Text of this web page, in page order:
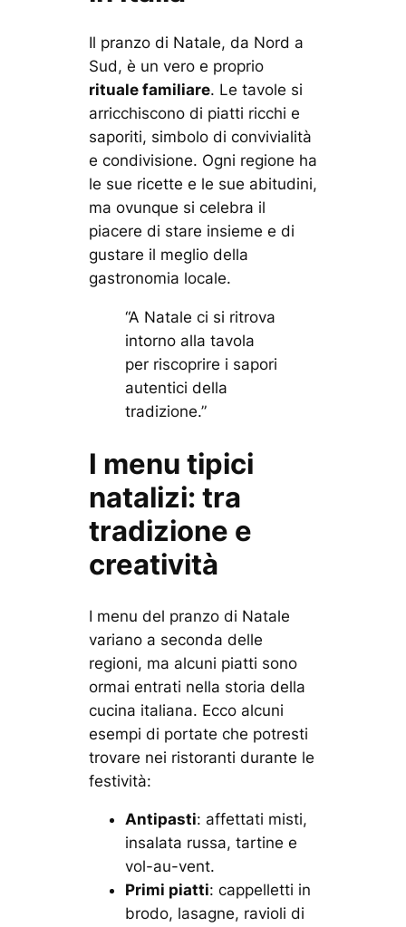
Il pranzo di Natale, da Nord a
Sud, è un vero e proprio
rituale familiare. Le tavole si
arricchiscono di piatti ricchi e
saporiti, simbolo di convivialità
e condivisione. Ogni regione ha
le sue ricette e le sue abitudini,
ma ovunque si celebra il
piacere di stare insieme e di
gustare il meglio della
gastronomia locale.
“A Natale ci si ritrova
intorno alla tavola
per riscoprire i sapori
autentici della
tradizione.”
I menu tipici
natalizi: tra
tradizione e
creatività
I menu del pranzo di Natale
variano a seconda delle
regioni, ma alcuni piatti sono
ormai entrati nella storia della
cucina italiana. Ecco alcuni
esempi di portate che potresti
trovare nei ristoranti durante le
festività:
Antipasti: affettati misti,
insalata russa, tartine e
vol-au-vent.
Primi piatti: cappelletti in
brodo, lasagne, ravioli di